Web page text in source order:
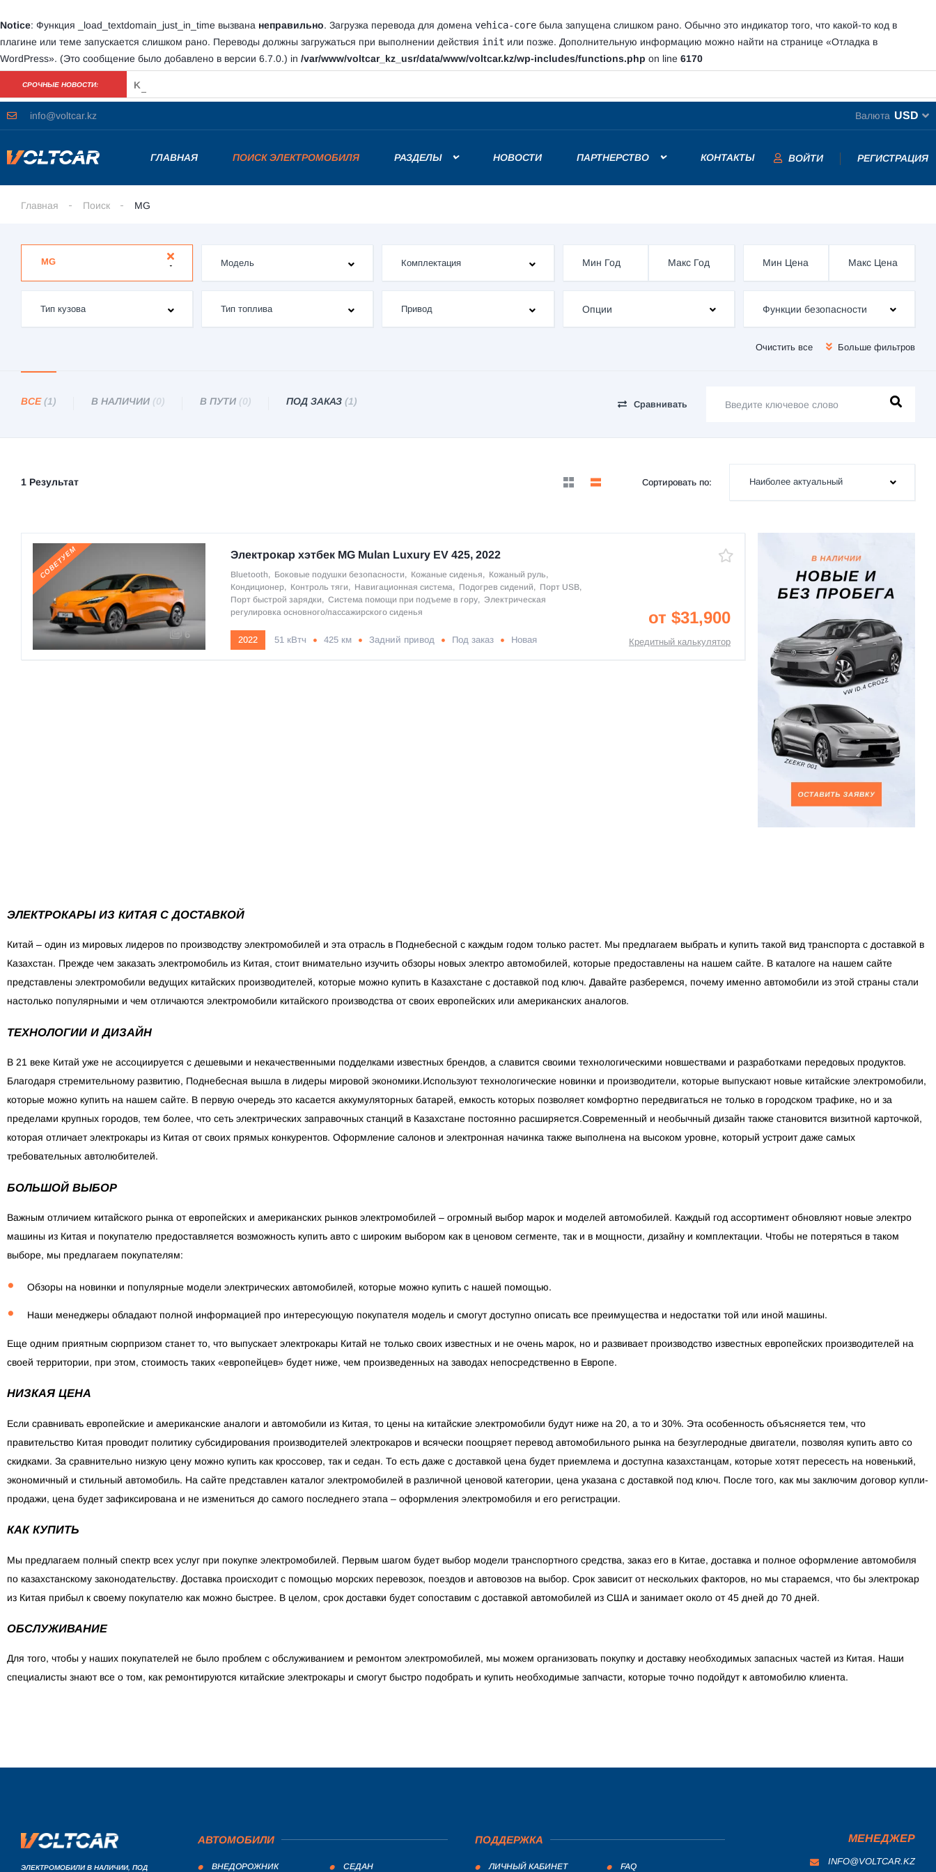
Notice: Функция _load_textdomain_just_in_time вызвана неправильно. Загрузка перевода для домена vehica-core была запущена слишком рано. Обычно это индикатор того, что какой-то код в
плагине или теме запускается слишком рано. Переводы должны загружаться при выполнении действия init или позже. Дополнительную информацию можно найти на странице «Отладка в
WordPress». (Это сообщение было добавлено в версии 6.7.0.) in /var/www/voltcar_kz_usr/data/www/voltcar.kz/wp-includes/functions.php on line 6170
СРОЧНЫЕ НОВОСТИ: Tesla теряет контроль над рынком электромобилей. Смогут ли конкуренты наверстать упущенное?
info@voltcar.kz Валюта USD
ГЛАВНАЯ ПОИСК ЭЛЕКТРОМОБИЛЯ РАЗДЕЛЫ НОВОСТИ ПАРТНЕРСТВО КОНТАКТЫ ВОЙТИ РЕГИСТРАЦИЯ
Главная Поиск MG
MG
Опции Функции безопасности
Очистить все Больше фильтров
ВСЕ(1) В НАЛИЧИИ (0) В ПУТИ (0) ПОД ЗАКАЗ (1) Сравнивать
1 Результат Сортировать по: Наиболее актуальный
СОВЕТУЕМ
6
Электрокар хэтбек MG Mulan Luxury EV 425, 2022
Bluetooth, Боковые подушки безопасности, Кожаные сиденья, Кожаный руль,
Кондиционер, Контроль тяги, Навигационная система, Подогрев сидений, Порт USB,
Порт быстрой зарядки, Система помощи при подъеме в гору, Электрическая
регулировка основного/пассажирского сиденья
2022 51 кВтч 425 км Задний привод Под заказ Новая
от $31,900
Кредитный калькулятор
ЭЛЕКТРОКАРЫ ИЗ КИТАЯ С ДОСТАВКОЙ
Китай – один из мировых лидеров по производству электромобилей и эта отрасль в Поднебесной с каждым годом только растет. Мы предлагаем выбрать и купить такой вид транспорта с доставкой в
Казахстан. Прежде чем заказать электромобиль из Китая, стоит внимательно изучить обзоры новых электро автомобилей, которые предоставлены на нашем сайте. В каталоге на нашем сайте
представлены электромобили ведущих китайских производителей, которые можно купить в Казахстане с доставкой под ключ. Давайте разберемся, почему именно автомобили из этой страны стали
настолько популярными и чем отличаются электромобили китайского производства от своих европейских или американских аналогов.
ТЕХНОЛОГИИ И ДИЗАЙН
В 21 веке Китай уже не ассоциируется с дешевыми и некачественными подделками известных брендов, а славится своими технологическими новшествами и разработками передовых продуктов.
Благодаря стремительному развитию, Поднебесная вышла в лидеры мировой экономики.Используют технологические новинки и производители, которые выпускают новые китайские электромобили,
которые можно купить на нашем сайте. В первую очередь это касается аккумуляторных батарей, емкость которых позволяет комфортно передвигаться не только в городском трафике, но и за
пределами крупных городов, тем более, что сеть электрических заправочных станций в Казахстане постоянно расширяется.Современный и необычный дизайн также становится визитной карточкой,
которая отличает электрокары из Китая от своих прямых конкурентов. Оформление салонов и электронная начинка также выполнена на высоком уровне, который устроит даже самых
требовательных автолюбителей.
БОЛЬШОЙ ВЫБОР
Важным отличием китайского рынка от европейских и американских рынков электромобилей – огромный выбор марок и моделей автомобилей. Каждый год ассортимент обновляют новые электро
машины из Китая и покупателю предоставляется возможность купить авто с широким выбором как в ценовом сегменте, так и в мощности, дизайну и комплектации. Чтобы не потеряться в таком
выборе, мы предлагаем покупателям:
Обзоры на новинки и популярные модели электрических автомобилей, которые можно купить с нашей помощью.
Наши менеджеры обладают полной информацией про интересующую покупателя модель и смогут доступно описать все преимущества и недостатки той или иной машины.
Еще одним приятным сюрпризом станет то, что выпускает электрокары Китай не только своих известных и не очень марок, но и развивает производство известных европейских производителей на
своей территории, при этом, стоимость таких «европейцев» будет ниже, чем произведенных на заводах непосредственно в Европе.
НИЗКАЯ ЦЕНА
Если сравнивать европейские и американские аналоги и автомобили из Китая, то цены на китайские электромобили будут ниже на 20, а то и 30%. Эта особенность объясняется тем, что
правительство Китая проводит политику субсидирования производителей электрокаров и всячески поощряет перевод автомобильного рынка на безуглеродные двигатели, позволяя купить авто со
скидками. За сравнительно низкую цену можно купить как кроссовер, так и седан. То есть даже с доставкой цена будет приемлема и доступна казахстанцам, которые хотят пересесть на новенький,
экономичный и стильный автомобиль. На сайте представлен каталог электромобилей в различной ценовой категории, цена указана с доставкой под ключ. После того, как мы заключим договор купли-
продажи, цена будет зафиксирована и не измениться до самого последнего этапа – оформления электромобиля и его регистрации.
КАК КУПИТЬ
Мы предлагаем полный спектр всех услуг при покупке электромобилей. Первым шагом будет выбор модели транспортного средства, заказ его в Китае, доставка и полное оформление автомобиля
по казахстанскому законодательству. Доставка происходит с помощью морских перевозок, поездов и автовозов на выбор. Срок зависит от нескольких факторов, но мы стараемся, что бы электрокар
из Китая прибыл к своему покупателю как можно быстрее. В целом, срок доставки будет сопоставим с доставкой автомобилей из США и занимает около от 45 дней до 70 дней.
ОБСЛУЖИВАНИЕ
Для того, чтобы у наших покупателей не было проблем с обслуживанием и ремонтом электромобилей, мы можем организовать покупку и доставку необходимых запасных частей из Китая. Наши
специалисты знают все о том, как ремонтируются китайские электрокары и смогут быстро подобрать и купить необходимые запчасти, которые точно подойдут к автомобилю клиента.
ЭЛЕКТРОМОБИЛИ В НАЛИЧИИ, ПОД
АВТОМОБИЛИ
ВНЕДОРОЖНИК СЕДАН
ПОДДЕРЖКА
ЛИЧНЫЙ КАБИНЕТ FAQ
МЕНЕДЖЕР
INFO@VOLTCAR.KZ